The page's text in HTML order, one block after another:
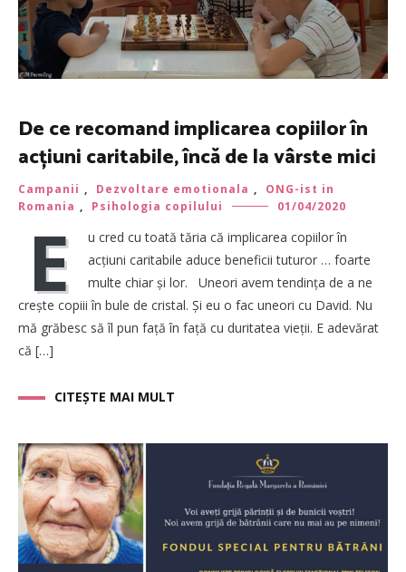
De ce recomand implicarea copiilor în
acțiuni caritabile, încă de la vârste mici
Campanii , Dezvoltare emotionala ,
ONG-ist in
Romania , Psihologia copilului 01/04/2020
E
u cred cu toată tăria că implicarea copiilor în
acțiuni caritabile aduce beneficii tuturor … foarte
multe chiar și lor. Uneori avem tendința de a ne
crește copiii în bule de cristal. Și eu o fac uneori cu David. Nu
mă grăbesc să îl pun față în față cu duritatea vieții. E adevărat
că […]
CITEȘTE MAI MULT